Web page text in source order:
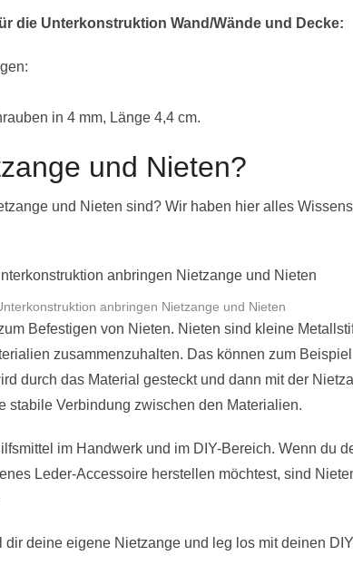
die Unterkonstruktion Wand/Wände und Decke:
in 4 mm, Länge 4,4 cm.
und Nieten?
und Nieten sind? Wir haben hier alles
anbringen Nietzange und Nieten
Befestigen von Nieten. Nieten sind kleine
zusammenzuhalten. Das können zum Beispiel
durch das Material gesteckt und dann mit der
stabile Verbindung zwischen den Materialien.
im Handwerk und im DIY-Bereich. Wenn du
Leder-Accessoire herstellen möchtest, sind
deine eigene Nietzange und leg los mit deinen